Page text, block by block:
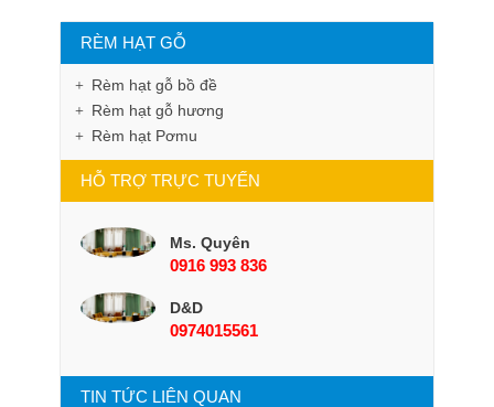
RÈM HẠT GỖ
Rèm hạt gỗ bồ đề
Rèm hạt gỗ hương
Rèm hạt Pơmu
HỖ TRỢ TRỰC TUYẾN
Ms. Quyên
0916 993 836
D&D
0974015561
TIN TỨC LIÊN QUAN